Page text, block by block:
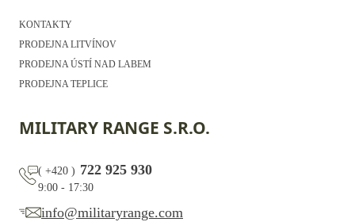
KONTAKTY
PRODEJNA LITVÍNOV
PRODEJNA ÚSTÍ NAD LABEM
PRODEJNA TEPLICE
MILITARY RANGE S.R.O.
( +420 ) 722 925 930
9:00 - 17:30
info@militaryrange.com